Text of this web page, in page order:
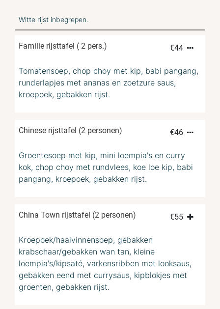
Witte rijst inbegrepen.
Familie rijsttafel ( 2 pers.) €44
Tomatensoep, chop choy met kip, babi pangang,
runderlapjes met ananas en zoetzure saus,
kroepoek, gebakken rijst.
Chinese rijsttafel (2 personen) €46
Groentesoep met kip, mini loempia's en curry
kok, chop choy met rundvlees, koe loe kip, babi
pangang, kroepoek, gebakken rijst.
China Town rijsttafel (2 personen) €55
Kroepoek/haaivinnensoep, gebakken
krabschaar/gebakken wan tan, kleine
loempia's/kipsaté, varkensribben met looksaus,
gebakken eend met currysaus, kipblokjes met
groenten, gebakken rijst.